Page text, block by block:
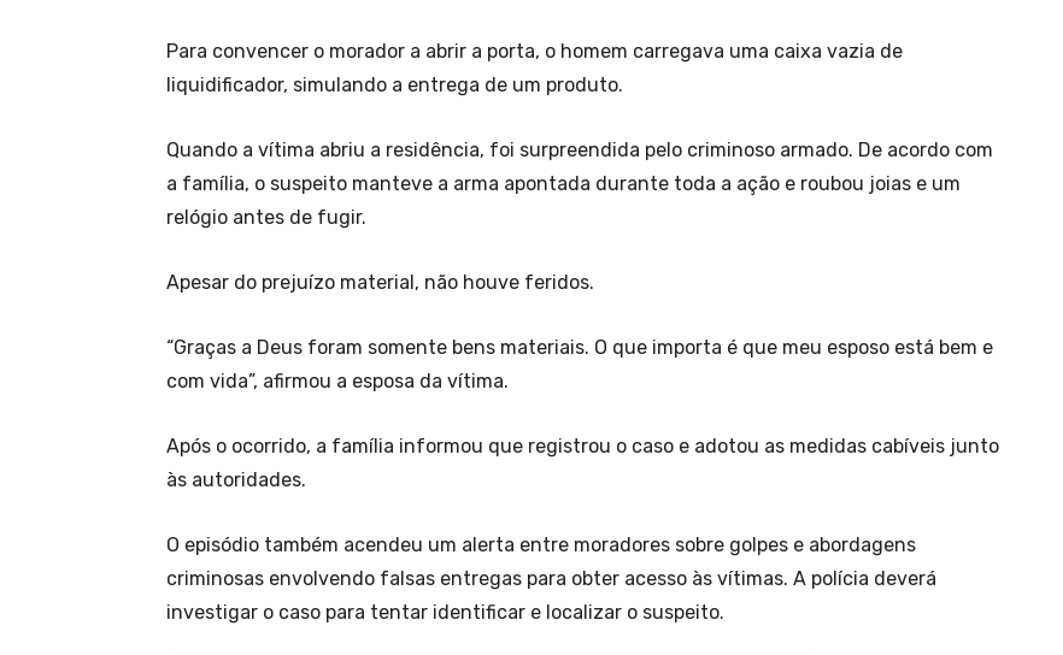
Para convencer o morador a abrir a porta, o homem carregava uma caixa vazia de
liquidificador, simulando a entrega de um produto.
Quando a vítima abriu a residência, foi surpreendida pelo criminoso armado. De acordo com
a família, o suspeito manteve a arma apontada durante toda a ação e roubou joias e um
relógio antes de fugir.
Apesar do prejuízo material, não houve feridos.
“Graças a Deus foram somente bens materiais. O que importa é que meu esposo está bem e
com vida”, afirmou a esposa da vítima.
Após o ocorrido, a família informou que registrou o caso e adotou as medidas cabíveis junto
às autoridades.
O episódio também acendeu um alerta entre moradores sobre golpes e abordagens
criminosas envolvendo falsas entregas para obter acesso às vítimas. A polícia deverá
investigar o caso para tentar identificar e localizar o suspeito.